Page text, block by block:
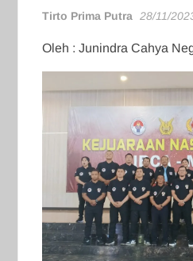
Tirto Prima Putra 28/11/
Oleh : Junindra Cahya